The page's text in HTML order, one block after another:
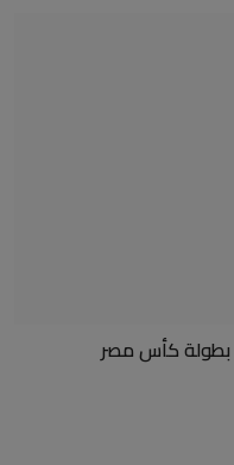
بطولة كأس مصر